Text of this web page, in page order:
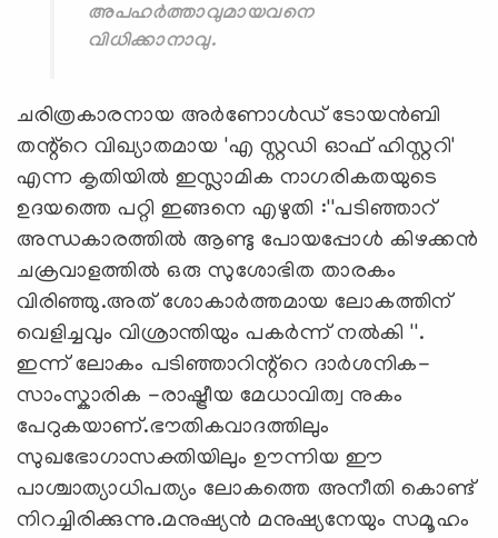
അപഹർത്താവുമായവനെ
വിധിക്കാനാവു.
ചരിത്രകാരനായ അർണോൾഡ് ടോയൻബി
തന്റ്റെ വിഖ്യാതമായ 'എ സ്റ്റഡി ഓഫ് ഹിസ്റ്ററി'
എന്ന കൃതിയിൽ ഇസ്ലാമിക നാഗരികതയുടെ
ഉദയത്തെ പറ്റി ഇങ്ങനെ എഴുതി :''പടിഞ്ഞാറ്
അന്ധകാരത്തിൽ ആണ്ടു പോയപ്പോൾ കിഴക്കൻ
ചക്രവാളത്തിൽ ഒരു സുശോഭിത താരകം
വിരിഞ്ഞു.അത് ശോകാർത്തമായ ലോകത്തിന്
വെളിച്ചവും വിശ്രാന്തിയും പകർന്ന് നൽകി ''.
ഇന്ന് ലോകം പടിഞ്ഞാറിന്റ്റെ ദാർശനിക-
സാംസ്കാരിക -രാഷ്ട്രീയ മേധാവിത്വ നുകം
പേറുകയാണ്.ഭൗതികവാദത്തിലും
സുഖഭോഗാസക്തിയിലും ഊന്നിയ ഈ
പാശ്ചാത്യാധിപത്യം ലോകത്തെ അനീതി കൊണ്ട്
നിറച്ചിരിക്കുന്നു.മനുഷ്യൻ മനുഷ്യനേയും സമൂഹം